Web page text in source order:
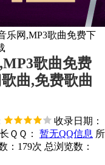
乐网,MP3歌曲免费下
歌曲免费
曲,免费歌曲
收录日期：
ＱＱ： 暂无QQ信息 所
：179次 总浏览数：